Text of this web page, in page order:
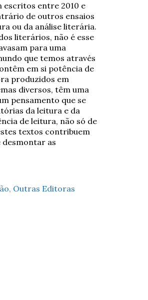
escritos entre 2010 e
de outros ensaios
ou da análise literária.
literários, não é esse
para uma
que temos através
em si potência de
produzidos em
diversos, têm uma
pensamento que se
da leitura e da
de leitura, não só de
textos contribuem
as
, Outras Editoras